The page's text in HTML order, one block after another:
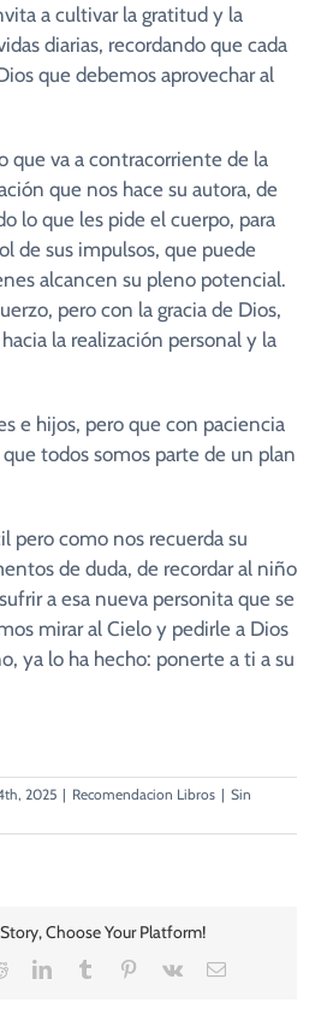
a cultivar la gratitud y la
diarias, recordando que cada
que debemos aprovechar al
que va a contracorriente de la
que nos hace su autora, de
lo que les pide el cuerpo, para
de sus impulsos, que puede
alcancen su pleno potencial.
pero con la gracia de Dios,
la realización personal y la
e hijos, pero que con paciencia
todos somos parte de un plan
pero como nos recuerda su
de duda, de recordar al niño
a esa nueva personita que se
mirar al Cielo y pedirle a Dios
ya lo ha hecho: ponerte a ti a su
2025 | Recomendacion Libros | Sin
Choose Your Platform!
RedditLinkedInTumblr Pinterest
Vk
Correo